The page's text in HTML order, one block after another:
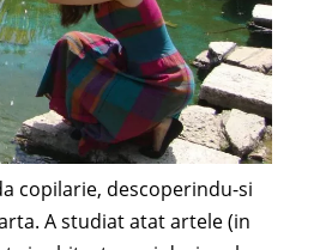
copilarie, descoperindu-si
A studiat atat artele (in